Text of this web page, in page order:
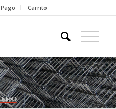
Pago Carrito